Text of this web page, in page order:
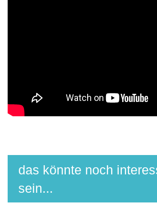
das könnte noch
sein...